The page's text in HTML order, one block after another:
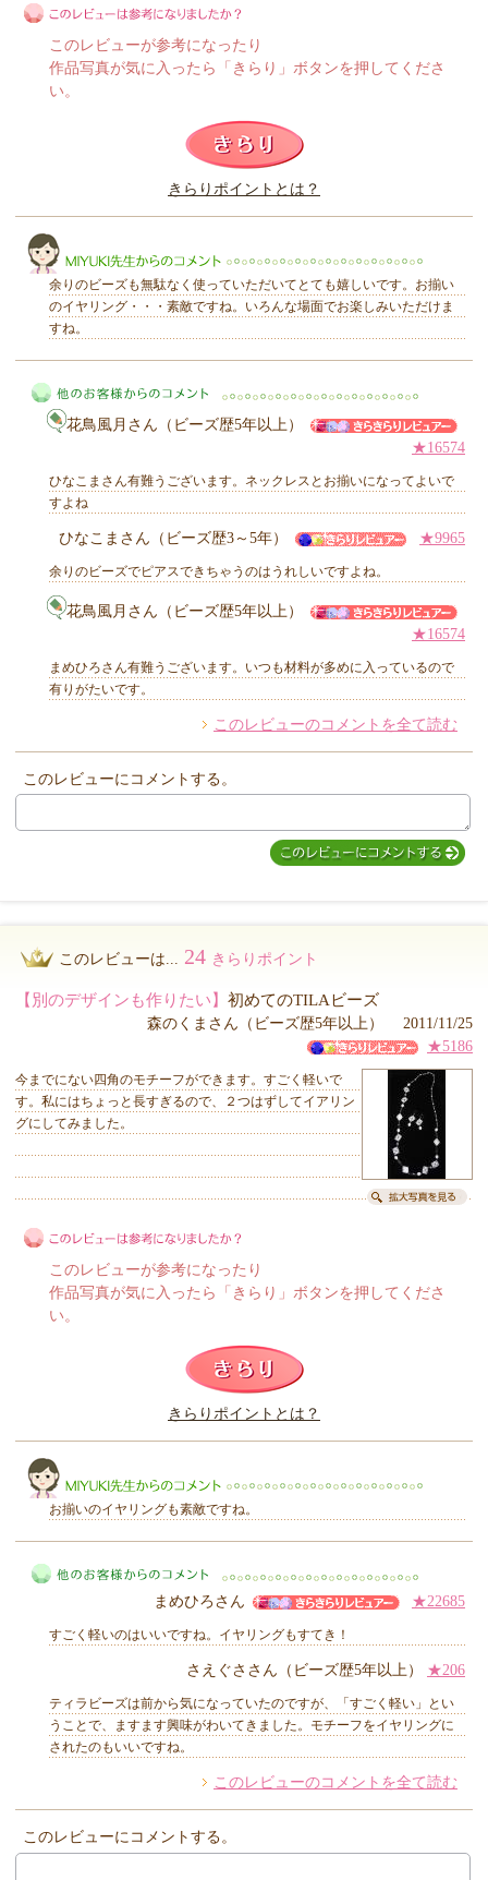
このレビューは参考になりましたか？
このレビューが参考になったり
作品写真が気に入ったら「きらり」ボタンを押してくださ
い。
きらり
きらりポイントとは？
MIYUKI先生からのコメント
余りのビーズも無駄なく使っていただいてとても嬉しいです。お揃い
のイヤリング・・・素敵ですね。いろんな場面でお楽しみいただけま
すね。
他のお客様からのコメント
花鳥風月さん（ビーズ歴5年以上）
★16574
ひなこまさん有難うございます。ネックレスとお揃いになってよいで
すよね
ひなこまさん（ビーズ歴3～5年） ★9965
余りのビーズでピアスできちゃうのはうれしいですよね。
花鳥風月さん（ビーズ歴5年以上）
★16574
まめひろさん有難うございます。いつも材料が多めに入っているので
有りがたいです。
このレビューのコメントを全て読む
このレビューにコメントする。
このレビューは... 24 きらりポイント
【別のデザインも作りたい】 初めてのTILAビーズ
森のくまさん（ビーズ歴5年以上） 2011/11/25
★5186
今までにない四角のモチーフができます。すごく軽いで
す。私にはちょっと長すぎるので、２つはずしてイアリン
グにしてみました。
このレビューは参考になりましたか？
このレビューが参考になったり
作品写真が気に入ったら「きらり」ボタンを押してくださ
い。
きらりポイントとは？
お揃いのイヤリングも素敵ですね。
他のお客様からのコメント
まめひろさん ★22685
すごく軽いのはいいですね。イヤリングもすてき！
さえぐささん（ビーズ歴5年以上） ★206
ティラビーズは前から気になっていたのですが、「すごく軽い」とい
うことで、ますます興味がわいてきました。モチーフをイヤリングに
されたのもいいですね。
このレビューのコメントを全て読む
このレビューにコメントする。